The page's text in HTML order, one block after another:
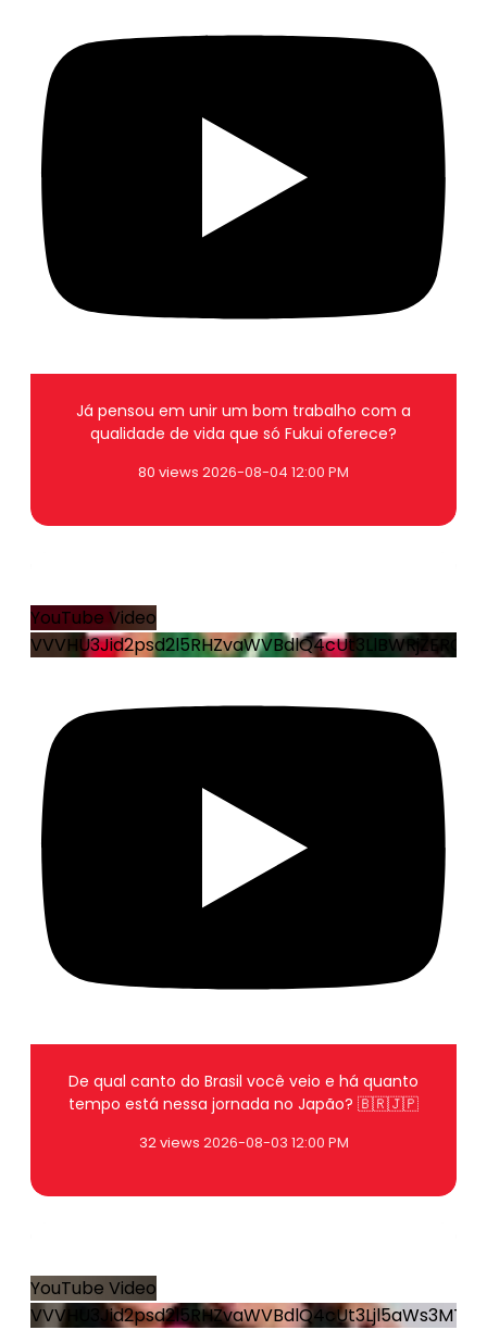
Já pensou em unir um bom trabalho com a
qualidade de vida que só Fukui oferece?
80 views 2026-08-04 12:00 PM
YouTube Video
De qual canto do Brasil você veio e há quanto
tempo está nessa jornada no Japão? 🇧🇷🇯🇵
32 views 2026-08-03 12:00 PM
YouTube Video